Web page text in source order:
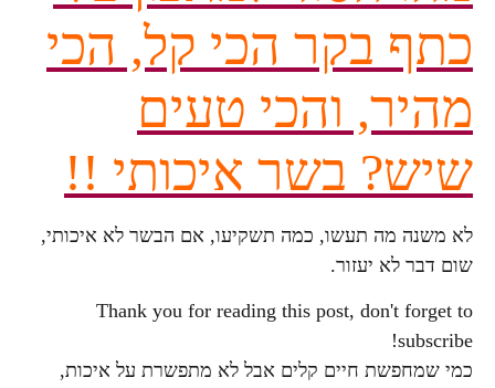
כתף בקר הכי קל, הכי
מהיר, והכי טעים
שיש? בשר איכותי !!
לא משנה מה תעשו, כמה תשקיעו, אם הבשר לא איכותי,
שום דבר לא יעזור.
Thank you for reading this post, don't forget to
subscribe!
כמי שמחפשת חיים קלים אבל לא מתפשרת על איכות,